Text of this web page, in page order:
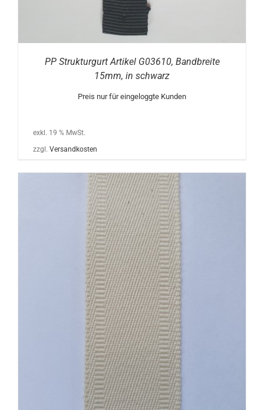
PP Strukturgurt Artikel G03610, Bandbreite
15mm, in schwarz
Preis nur für eingeloggte Kunden
exkl. 19 % MwSt.
zzgl. Versandkosten